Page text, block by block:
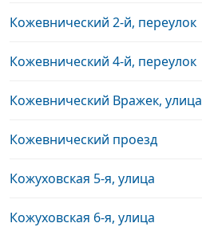
Кожевнический 2-й, переулок
Кожевнический 4-й, переулок
Кожевнический Вражек, улица
Кожевнический проезд
Кожуховская 5-я, улица
Кожуховская 6-я, улица